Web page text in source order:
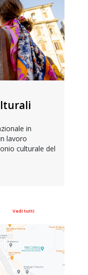
in
lavoro
culturale del
Vedi tutti